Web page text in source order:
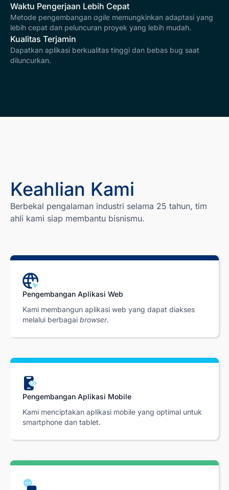
Waktu Pengerjaan Lebih Cepat
Metode pengembangan agile memungkinkan adaptasi yang
lebih cepat dan peluncuran proyek yang lebih mudah.
Kualitas Terjamin
Dapatkan aplikasi berkualitas tinggi dan bebas bug saat
diluncurkan.
Keahlian Kami
Berbekal pengalaman industri selama 25 tahun, tim
ahli kami siap membantu bisnismu.
Pengembangan Aplikasi Web
Kami membangun aplikasi web yang dapat diakses
melalui berbagai browser.
Pengembangan Aplikasi Mobile
Kami menciptakan aplikasi mobile yang optimal untuk
smartphone dan tablet.